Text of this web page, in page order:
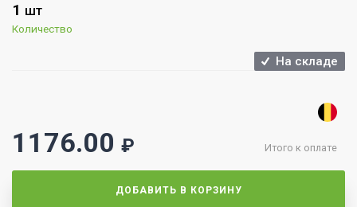
1 ШТ
Количество
На складе
Итого к оплате
1176.00 ₽
ДОБАВИТЬ В КОРЗИНУ